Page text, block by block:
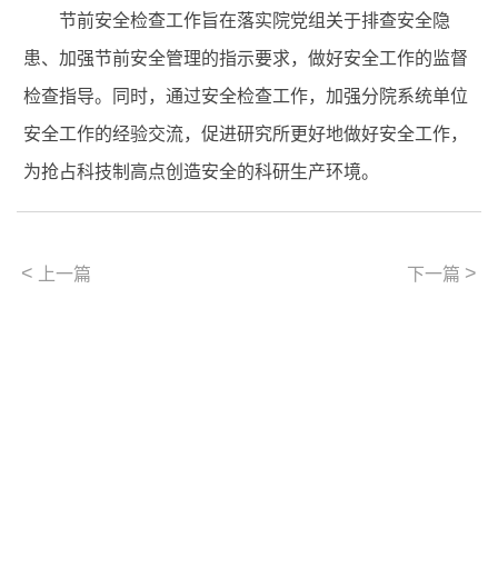
节前安全检查工作旨在落实院党组关于排查安全隐
患、加强节前安全管理的指示要求，做好安全工作的监督
检查指导。同时，通过安全检查工作，加强分院系统单位
安全工作的经验交流，促进研究所更好地做好安全工作，
为抢占科技制高点创造安全的科研生产环境。
< 上一篇 下一篇 >